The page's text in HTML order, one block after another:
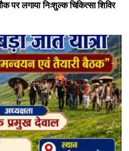
पर लगाया निःशुल्क चिकित्सा शिविर